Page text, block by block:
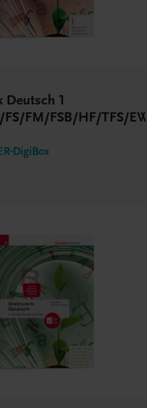
Deutsch 1
FS/FM/FSB/HF/TFS/
DigiBox